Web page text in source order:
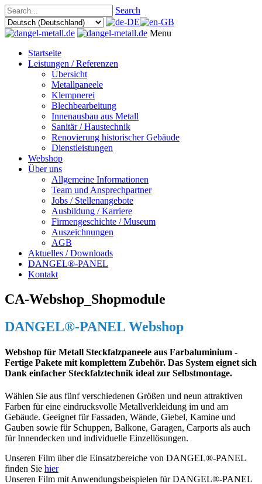
Search
Menu
Startseite
Leistungen / Referenzen
Übersicht
Metallpaneele
Klempnerei
Blechbearbeitung
Innenausbau aus Metall
Sanitär / Haustechnik
Renovierung historischer Gebäude
Dienstleistungen
Webshop
Über uns
Allgemeine Informationen
Team und Ansprechpartner
Jobs / Stellenangebote
Ausbildung / Karriere
Firmengeschichte / Museum
Auszeichnungen
AGB
Aktuelles / Downloads
DANGEL®-PANEL
Kontakt
CA-Webshop_Shopmodule
DANGEL®-PANEL Webshop
Webshop für Metall Steckfalzpaneele aus Farbaluminium -
Fertige Pakete mit komplettem Zubehör. Das System eignet sich
Dank einfacher Steckfalztechnik ideal zur Selbstmontage.
Wählen Sie aus fünf verschiedenen Größen und neun attraktiven
Farben für eine eindrucksvolle Metallverkleidung im und am
Gebäude. Geeignet für Fassaden, Wände, Giebel, Kamine und
Gauben sowie für Schuppen, Balkone, Garagen, Carports als auch
für Innendecken und individuelle Einzellösungen.
Unseren Film über die Einsatzbereiche von DANGEL®-PANEL
finden Sie hier
Unseren Film mit Anwendungsbeispielen für DANGEL®-PANEL